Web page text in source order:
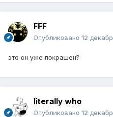
FFF
Опубликовано 12
это он уже покрашен?
literally who
Опубликовано 12